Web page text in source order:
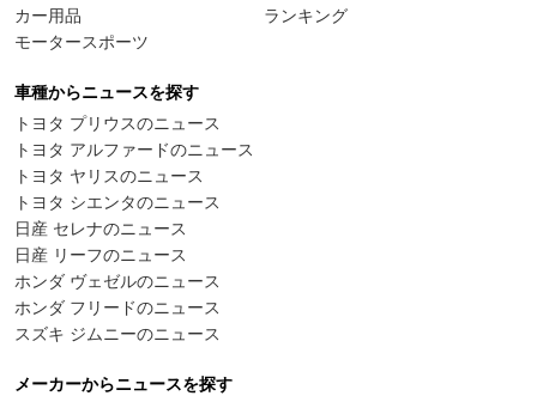
カー用品
モータースポーツ
ランキング
車種からニュースを探す
トヨタ プリウスのニュース
トヨタ アルファードのニュース
トヨタ ヤリスのニュース
トヨタ シエンタのニュース
日産 セレナのニュース
日産 リーフのニュース
ホンダ ヴェゼルのニュース
ホンダ フリードのニュース
スズキ ジムニーのニュース
メーカーからニュースを探す